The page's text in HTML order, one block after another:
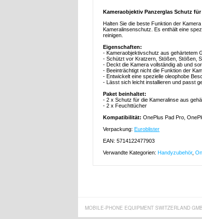
Kameraobjektiv Panzerglas Schutz
Halten Sie die beste Funktion der
Kameralinsenschutz. Es enthält eine
reinigen.
Eigenschaften:
- Kameraobjektivschutz aus gehärtetem
- Schützt vor Kratzern, Stößen, Stößen,
- Deckt die Kamera vollständig ab und
- Beeinträchtigt nicht die Funktion der
- Entwickelt eine spezielle oleophobe
- Lässt sich leicht installieren und passt
Paket beinhaltet:
- 2 x Schutz für die Kameralinse aus
- 2 x Feuchttücher
Kompatibilität: OnePlus Pad Pro,
Verpackung: Euroblister
EAN: 5714122477903
Verwandte Kategorien: Handyzubehör,
MOBILE-PHONE EQUIPMENT SWITZERLAND